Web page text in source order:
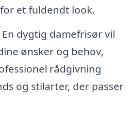
et fuldendt look.
En dygtig damefrisør vil
ønsker og behov,
rådgivning
og stilarter, der passer